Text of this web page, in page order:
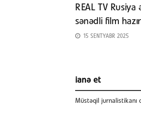
REAL TV Rusiya
sənədli film
15 SENTYABR 2025
ianə et
Müstəqil jurnalistikanı